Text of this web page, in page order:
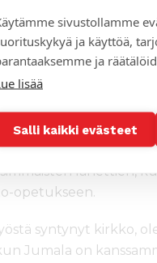
sivustollamme
ja käyttöä,
ja
lisää
Salli kaikki evästeet
François Thiam on
on äiti ja kirkko sen
on se hetki, kun
Diouf, joka on
lähettien,
opetukseen.
syntynyt kirkko,
Jumala on